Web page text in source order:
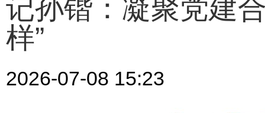
记孙锴：凝聚党建
样”
2026-07-08 15:23